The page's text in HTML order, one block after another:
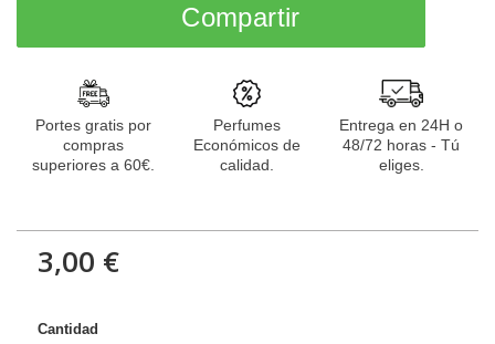
Compartir
Portes gratis por
compras
superiores a 60€.
Perfumes
Económicos de
calidad.
Entrega en 24H o
48/72 horas - Tú
eliges.
3,00 €
Cantidad